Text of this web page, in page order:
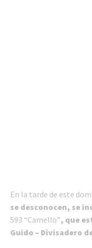
En la tarde de este
se desconocen, se
593 “Camello”, que
Guido – Divisadero